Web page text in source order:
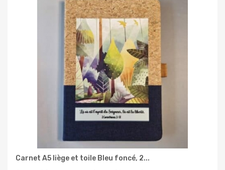
Carnet A5 liège et toile Bleu foncé, 2...